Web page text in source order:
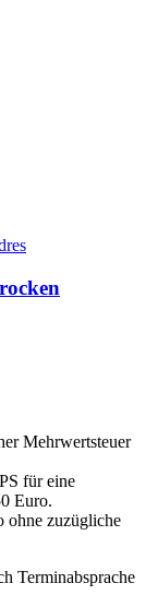
Mehrwertsteuer
für eine
Euro.
ohne zuzügliche
Terminabsprache